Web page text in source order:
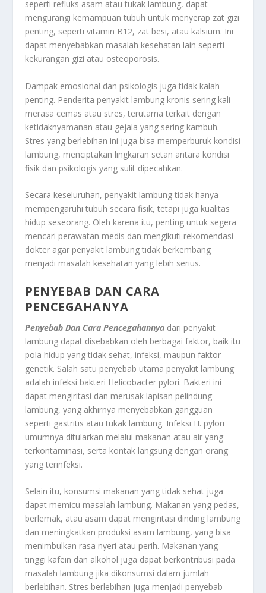
seperti refluks asam atau tukak lambung, dapat
mengurangi kemampuan tubuh untuk menyerap zat gizi
penting, seperti vitamin B12, zat besi, atau kalsium. Ini
dapat menyebabkan masalah kesehatan lain seperti
kekurangan gizi atau osteoporosis.
Dampak emosional dan psikologis juga tidak kalah
penting. Penderita penyakit lambung kronis sering kali
merasa cemas atau stres, terutama terkait dengan
ketidaknyamanan atau gejala yang sering kambuh.
Stres yang berlebihan ini juga bisa memperburuk kondisi
lambung, menciptakan lingkaran setan antara kondisi
fisik dan psikologis yang sulit dipecahkan.
Secara keseluruhan, penyakit lambung tidak hanya
mempengaruhi tubuh secara fisik, tetapi juga kualitas
hidup seseorang. Oleh karena itu, penting untuk segera
mencari perawatan medis dan mengikuti rekomendasi
dokter agar penyakit lambung tidak berkembang
menjadi masalah kesehatan yang lebih serius.
PENYEBAB DAN CARA
PENCEGAHANYA
Penyebab Dan Cara Pencegahannya dari penyakit
lambung dapat disebabkan oleh berbagai faktor, baik itu
pola hidup yang tidak sehat, infeksi, maupun faktor
genetik. Salah satu penyebab utama penyakit lambung
adalah infeksi bakteri Helicobacter pylori. Bakteri ini
dapat mengiritasi dan merusak lapisan pelindung
lambung, yang akhirnya menyebabkan gangguan
seperti gastritis atau tukak lambung. Infeksi H. pylori
umumnya ditularkan melalui makanan atau air yang
terkontaminasi, serta kontak langsung dengan orang
yang terinfeksi.
Selain itu, konsumsi makanan yang tidak sehat juga
dapat memicu masalah lambung. Makanan yang pedas,
berlemak, atau asam dapat mengiritasi dinding lambung
dan meningkatkan produksi asam lambung, yang bisa
menimbulkan rasa nyeri atau perih. Makanan yang
tinggi kafein dan alkohol juga dapat berkontribusi pada
masalah lambung jika dikonsumsi dalam jumlah
berlebihan. Stres berlebihan juga menjadi penyebab